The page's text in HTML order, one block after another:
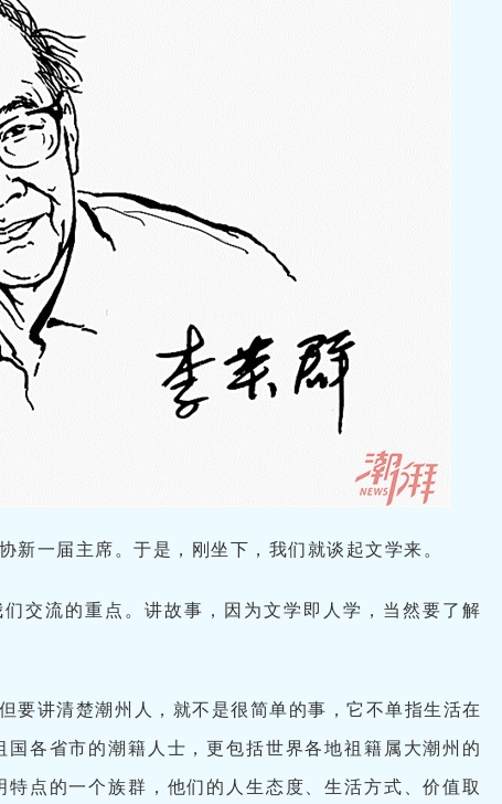
新一届主席。于是，刚坐下，我们就谈起文学来。
交流的重点。讲故事，因为文学即人学，当然要了解
要讲清楚潮州人，就不是很简单的事，它不单指生活在
各省市的潮籍人士，更包括世界各地祖籍属大潮州的
点的一个族群，他们的人生态度、生活方式、价值取